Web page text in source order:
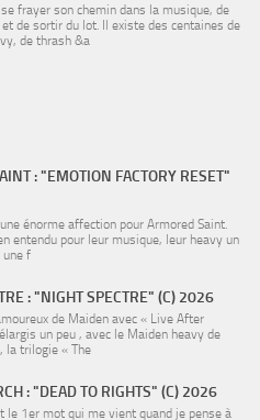
frayer son chemin dans la musique, de
de sortir du lot. Il existe des centaines de
de thrash &a
: "EMOTION FACTORY RESET"
une énorme affection pour Armored Saint.
entendu pour leur musique, leur heavy un
une f
: "NIGHT SPECTRE" (C) 2026
de Maiden avec « Live After
un peu , avec le Maiden heavy de
la trilogie « The
: "DEAD TO RIGHTS" (C) 2026
le 1er mot qui me vient quand je pense à